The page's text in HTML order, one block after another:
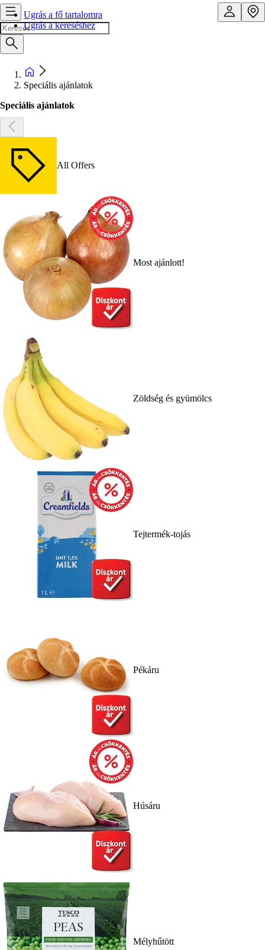
Ugrás a fő tartalomra
Ugrás a kereséshez
Speciális ajánlatok
Speciális ajánlatok
All Offers
Most ajánlott!
Zöldség és gyümölcs
Tejtermék-tojás
Pékáru
Húsáru
Mélyhűtött